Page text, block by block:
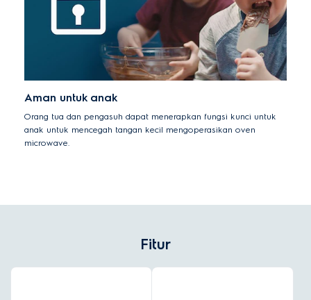
Aman untuk anak
Orang tua dan pengasuh dapat menerapkan fungsi kunci untuk
anak untuk mencegah tangan kecil mengoperasikan oven
microwave.
Fitur